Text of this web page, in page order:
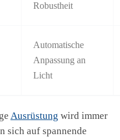
Robustheit
Automatische
Anpassung an
Licht
Ausrüstung wird immer
sich auf spannende